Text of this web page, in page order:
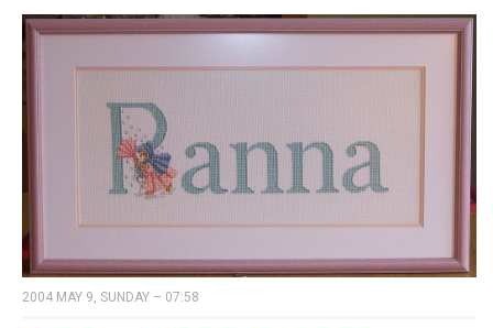
2004 MAY 9, SUNDAY – 07:58